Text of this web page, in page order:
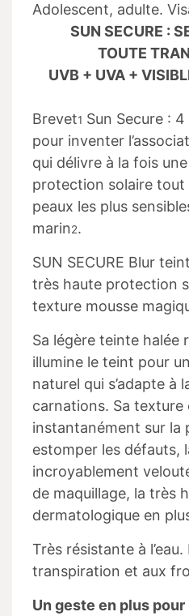
Adolescent, adulte.
SUN SECURE :
TOUTE
UVB + UVA +
Brevet1 Sun Secure :
pour inventer
qui délivre à la fois
protection solaire tout
peaux les plus
marin2.
SUN SECURE Blur
très haute protection
texture mousse
Sa légère teinte halée
illumine le teint pour
naturel qui s’adapte à
carnations. Sa texture
instantanément sur la
estomper les défauts,
incroyablement
de maquillage, la très
dermatologique en
Très résistante à l’eau.
transpiration et aux
Un geste en plus pour